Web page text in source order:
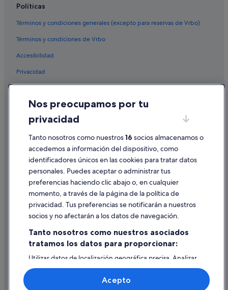
Políticas
Términos y condiciones generales (excepto para reservas de Vrbo)
Términos y condiciones de Vrbo
Accesibilidad
Privacidad
Condiciones de uso
Información legal/contacto
Pautas sobre el contenido y cómo denunciar contenido
Ayuda
Cancelar un vuelo
Cancelar una reserva de hotel o de un alquiler vacacional
Plazos de reembolso
Utilizar un cupón de Expedia
Documentos para viajes internacionales
Nos preocupamos por tu
privacidad
Tanto nosotros como nuestros16 socios almacenamos o
accedemos a información del dispositivo, como
identificadores únicos en las cookies para tratar datos
personales. Puedes aceptar o administrar tus
preferencias haciendo clic abajo o, en cualquier
momento, a través de la página de la política de
privacidad. Tus preferencias se notificarán a nuestros
socios y no afectarán a los datos de navegación.
Tanto nosotros como nuestros asociados
tratamos los datos para proporcionar:
Utilizar datos de localización geográfica precisa. Analizar
activamente las características del dispositivo para su
identificación. Almacenar la información en un dispositivo
y/o acceder a ella. Publicidad y contenido personalizados,
Acepto